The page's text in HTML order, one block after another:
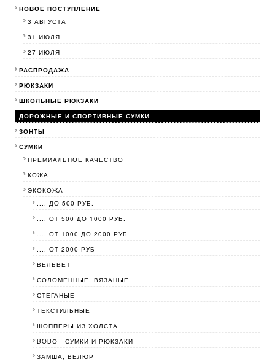
НОВОЕ ПОСТУПЛЕНИЕ
3 АВГУСТА
31 ИЮЛЯ
27 ИЮЛЯ
РАСПРОДАЖА
РЮКЗАКИ
ШКОЛЬНЫЕ РЮКЗАКИ
ДОРОЖНЫЕ И СПОРТИВНЫЕ СУМКИ
ЗОНТЫ
СУМКИ
ПРЕМИАЛЬНОЕ КАЧЕСТВО
КОЖА
ЭКОКОЖА
.... ДО 500 РУБ.
.... ОТ 500 ДО 1000 РУБ.
.... ОТ 1000 ДО 2000 РУБ
.... ОТ 2000 РУБ
ВЕЛЬВЕТ
СОЛОМЕННЫЕ, ВЯЗАНЫЕ
СТЕГАНЫЕ
ТЕКСТИЛЬНЫЕ
ШОППЕРЫ ИЗ ХОЛСТА
BOBО - СУМКИ И РЮКЗАКИ
ЗАМША, ВЕЛЮР